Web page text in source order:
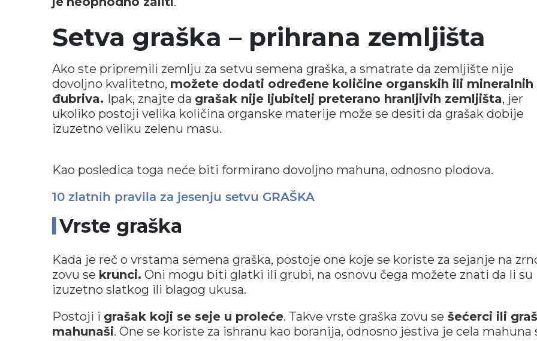
Setva graška – prihrana zemljišta
Ako ste pripremili zemlju za setvu semena graška, a smatrate da zemljište nije
dovoljno kvalitetno, možete dodati određene količine organskih ili mineralnih
đubriva. Ipak, znajte da grašak nije ljubitelj preterano hranljivih zemljišta, jer
ukoliko postoji velika količina organske materije može se desiti da grašak dobije
izuzetno veliku zelenu masu.
Kao posledica toga neće biti formirano dovoljno mahuna, odnosno plodova.
10 zlatnih pravila za jesenju setvu GRAŠKA
Vrste graška
Kada je reč o vrstama semena graška, postoje one koje se koriste za sejanje na
zovu se krunci. Oni mogu biti glatki ili grubi, na osnovu čega možete znati da li su
izuzetno slatkog ili blagog ukusa.
Postoji i grašak koji se seje u proleće. Takve vrste graška zovu se šećerci ili
mahunaši. One se koriste za ishranu kao boranija, odnosno jestiva je cela mahuna